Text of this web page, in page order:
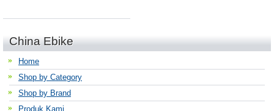
China Ebike
Home
Shop by Category
Shop by Brand
Produk Kami